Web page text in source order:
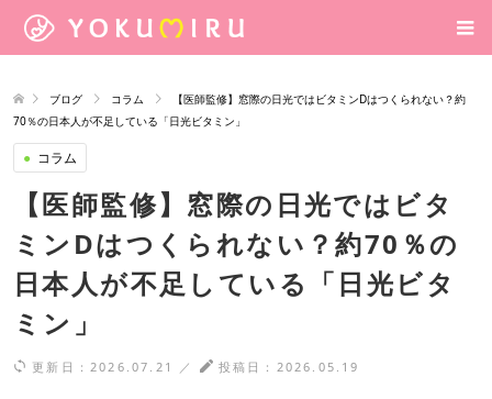
ブログ コラム
【医師監修】窓際の日光ではビタミンDはつくられない？約
70％の日本人が不足している「日光ビタミン」
● コラム
【医師監修】窓際の日光ではビタ
ミンDはつくられない？約70％の
日本人が不足している「日光ビタ
ミン」
更新日： 2026.07.21 ／ 投稿日： 2026.05.19